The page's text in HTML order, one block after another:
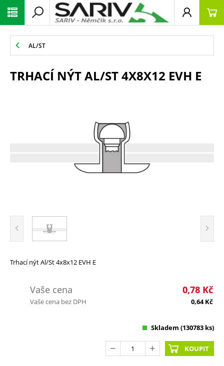
AL/ST
TRHACÍ NÝT AL/ST 4X8X12 EVH E
Trhací nýt Al/St 4x8x12 EVH E
Vaše cena 0,78 Kč
Vaše cena bez DPH 0,64Kč
Skladem (130783 ks)
KOUPIT